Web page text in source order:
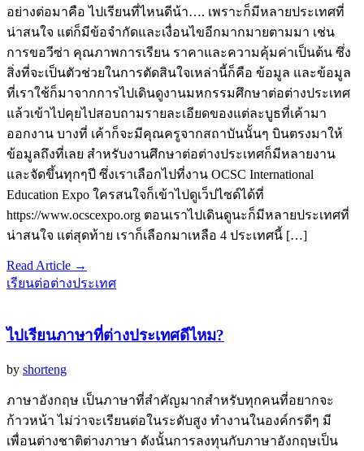
อย่างต่อมาคือ ไปเรียนที่ไหนดีน้า…. เพราะก็มีหลายประเทศที่
น่าสนใจ แต่ก็มีข้อจำกัดและเงื่อนไขอีกมากมายตามมา เช่น
การขอวีซ่า คุณภาพการเรียน ราคาและความคุ้มค่าเป็นต้น ซึ่ง
สิ่งที่จะเป็นตัวช่วยในการตัดสินใจเหล่านี้ก็คือ ข้อมูล และข้อมูล
ที่เราใช้ก็มาจากการไปเดินดูงานมหกรรมศึกษาต่อต่างประเทศ
แล้วเข้าไปคุยไปสอบถามรายละเอียดของแต่ละบูธที่เค้ามา
ออกงาน บางที่ เค้าก็จะมีคุณครูจากสถาบันนั้นๆ บินตรงมาให้
ข้อมูลถึงที่เลย สำหรับงานศึกษาต่อต่างประเทศก็มีหลายงาน
และจัดขึ้นทุกๆปี ซึ่งเราเลือกไปที่งาน OCSC International
Education Expo ใครสนใจก็เข้าไปดูเว็ปไซด์ได้ที่
https://www.ocscexpo.org ตอนเราไปเดินดูนะก็มีหลายประเทศที่
น่าสนใจ แต่สุดท้าย เราก็เลือกมาเหลือ 4 ประเทศนี้ […]
Read Article →
เรียนต่อต่างประเทศ
ไปเรียนภาษาที่ต่างประเทศดีไหม?
by shorteng
ภาษาอังกฤษ เป็นภาษาที่สำคัญมากสำหรับทุกคนที่อยากจะ
ก้าวหน้า ไม่ว่าจะเรียนต่อในระดับสูง ทำงานในองค์กรดีๆ มี
เพื่อนต่างชาติต่างภาษา ดังนั้นการลงทุนกับภาษาอังกฤษเป็น